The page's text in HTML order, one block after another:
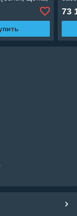
штанга 2x1800
73